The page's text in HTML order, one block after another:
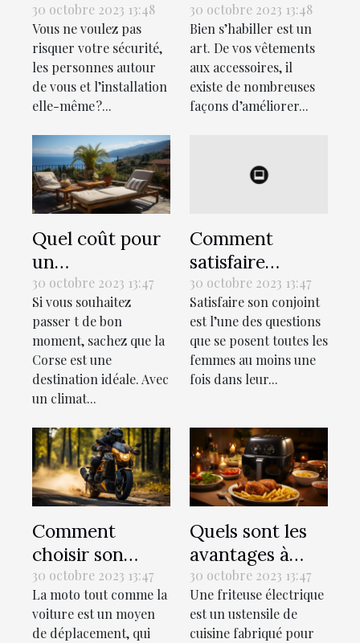
bon électricien
pour votre
maison ?
30 octobre 2023 13:48
Vous ne voulez pas
risquer votre sécurité,
les personnes autour
de vous et l’installation
elle-même ?...
s’habiller ?
30 octobre 2023 13:48
Bien s’habiller est un
art. De vos vêtements
aux accessoires, il
existe de nombreuses
façons d’améliorer...
Quel coût pour
un
hébergement
lors des
vacances en
Corse ?
30 octobre 2023 13:47
Si vous souhaitez
passer t de bon
moment, sachez que la
Corse est une
destination idéale. Avec
un climat...
Comment
satisfaire
sexuellement
son conjoint au
lit ?
30 octobre 2023 13:47
Satisfaire son conjoint
est l’une des questions
que se posent toutes les
femmes au moins une
fois dans leur...
Comment
choisir son
assurance
moto ?
30 octobre 2023 13:47
La moto tout comme la
voiture est un moyen
de déplacement, qui
Quels sont les
avantages à
utiliser une
friteuse
électrique ?
30 octobre 2023 13:47
Une friteuse électrique
est un ustensile de
cuisine fabriqué pour